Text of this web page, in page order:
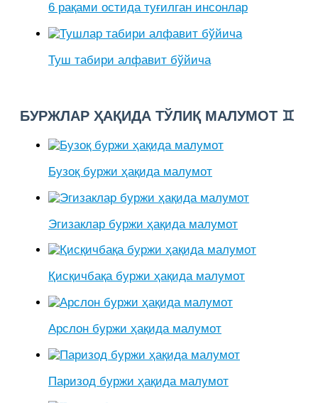
6 рақами остида туғилган инсонлар
Туш табири алфавит бўйича
БУРЖЛАР ҲАҚИДА ТЎЛИҚ МАЛУМОТ ♊
Бузоқ буржи ҳақида малумот
Эгизаклар буржи ҳақида малумот
Қисқичбақа буржи ҳақида малумот
Арслон буржи ҳақида малумот
Паризод буржи ҳақида малумот